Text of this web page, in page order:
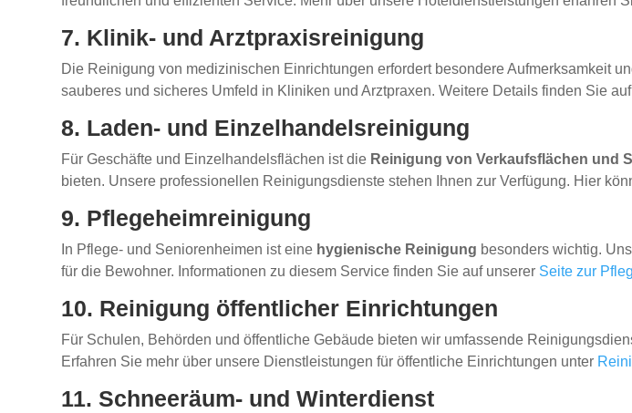
7. Klinik- und Arztpraxisreinigung
Die Reinigung von medizinischen Einrichtungen erfordert besondere Aufmerksamkeit
sauberes und sicheres Umfeld in Kliniken und Arztpraxen. Weitere Details finden Sie
8. Laden- und Einzelhandelsreinigung
Für Geschäfte und Einzelhandelsflächen ist die Reinigung von Verkaufsflächen und
bieten. Unsere professionellen Reinigungsdienste stehen Ihnen zur Verfügung. Hier
9. Pflegeheimreinigung
In Pflege- und Seniorenheimen ist eine hygienische Reinigung besonders wichtig.
für die Bewohner. Informationen zu diesem Service finden Sie auf unserer Seite zur
10. Reinigung öffentlicher Einrichtungen
Für Schulen, Behörden und öffentliche Gebäude bieten wir umfassende
Erfahren Sie mehr über unsere Dienstleistungen für öffentliche Einrichtungen unter
11. Schneeräum- und Winterdienst